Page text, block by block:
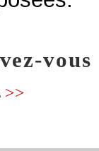
vous
>>